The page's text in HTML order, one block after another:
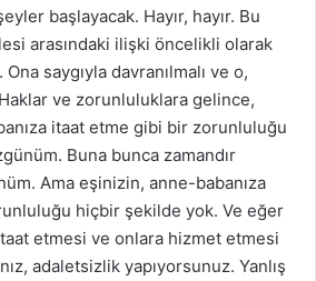
başlayacak. Hayır, hayır. Bu
arasındaki ilişki öncelikli olarak
Ona saygıyla davranılmalı ve o,
ve zorunluluklara gelince,
itaat etme gibi bir zorunluluğu
Buna bunca zamandır
Ama eşinizin, anne-babanıza
hiçbir şekilde yok. Ve eğer
etmesi ve onlara hizmet etmesi
adaletsizlik yapıyorsunuz. Yanlış